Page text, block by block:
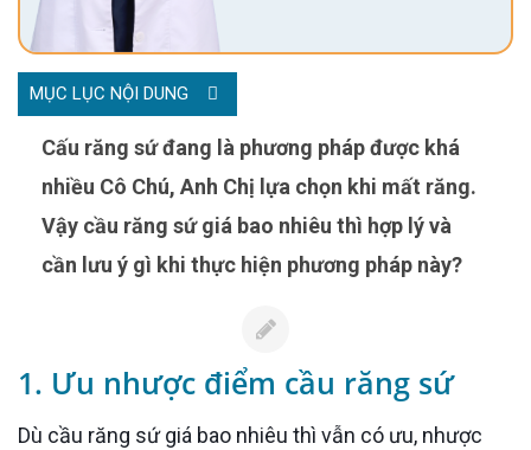
MỤC LỤC NỘI DUNG
Cấu răng sứ đang là phương pháp được khá
nhiều Cô Chú, Anh Chị lựa chọn khi mất răng.
Vậy cầu răng sứ giá bao nhiêu thì hợp lý và
cần lưu ý gì khi thực hiện phương pháp này?
1. Ưu nhược điểm cầu răng sứ
Dù cầu răng sứ giá bao nhiêu thì vẫn có ưu, nhược